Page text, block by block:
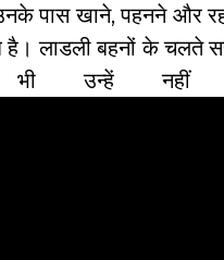
पास खाने, पहनने और
है। लाडली बहनों के चलते
उन्हें नहीं